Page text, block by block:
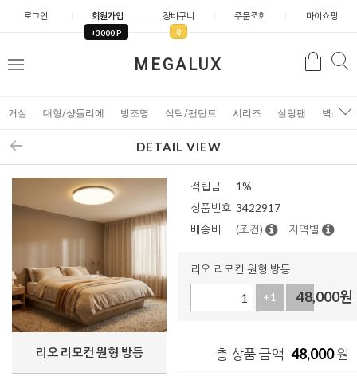
로그인 회원가입
+3000 P
장바구니
0
주문조회 마이쇼핑
MEGALUX
메
검
거실 대형/샹들리에 방조명 식탁/팬던트 시리즈 실링팬 벽조명
DETAIL VIEW
리오 리모컨 원형 방등
적립금
1%
상품번호 3422917
배송비
(조건) 지역별
리오 리모컨 원형 방등
+1 -1
48,000원
총 상품 금액 48,000원